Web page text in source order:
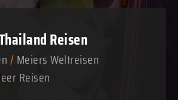
Reisen
/Meiers Weltreisen
Reisen